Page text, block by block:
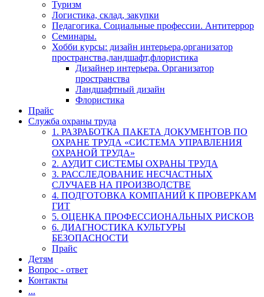
Туризм
Логистика, склад, закупки
Педагогика. Социальные профессии. Антитеррор
Семинары.
Хобби курсы: дизайн интерьера,организатор
пространства,ландшафт,флористика
Дизайнер интерьера. Организатор
пространства
Ландшафтный дизайн
Флористика
Прайс
Служба охраны труда
1. РАЗРАБОТКА ПАКЕТА ДОКУМЕНТОВ ПО
ОХРАНЕ ТРУДА «СИСТЕМА УПРАВЛЕНИЯ
ОХРАНОЙ ТРУДА»
2. АУДИТ СИСТЕМЫ ОХРАНЫ ТРУДА
3. РАССЛЕДОВАНИЕ НЕСЧАСТНЫХ
СЛУЧАЕВ НА ПРОИЗВОДСТВЕ
4. ПОДГОТОВКА КОМПАНИЙ К ПРОВЕРКАМ
ГИТ
5. ОЦЕНКА ПРОФЕССИОНАЛЬНЫХ РИСКОВ
6. ДИАГНОСТИКА КУЛЬТУРЫ
БЕЗОПАСНОСТИ
Прайс
Детям
Вопрос - ответ
Контакты
...